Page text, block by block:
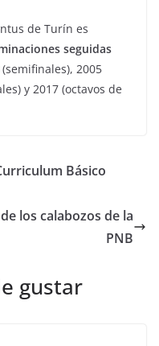
de Turín es
seguidas
2005
y 2017 (octavos de
Básico
los calabozos de la
PNB
gustar